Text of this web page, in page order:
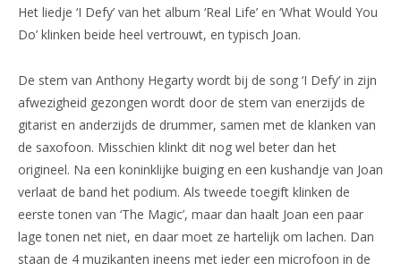
Het liedje ‘I Defy’ van het album ‘Real Life’ en ‘What Would You
Do’ klinken beide heel vertrouwt, en typisch Joan.
De stem van Anthony Hegarty wordt bij de song ‘I Defy’ in zijn
afwezigheid gezongen wordt door de stem van enerzijds de
gitarist en anderzijds de drummer, samen met de klanken van
de saxofoon. Misschien klinkt dit nog wel beter dan het
origineel. Na een koninklijke buiging en een kushandje van Joan
verlaat de band het podium. Als tweede toegift klinken de
eerste tonen van ‘The Magic’, maar dan haalt Joan een paar
lage tonen net niet, en daar moet ze hartelijk om lachen. Dan
staan de 4 muzikanten ineens met ieder een microfoon in de